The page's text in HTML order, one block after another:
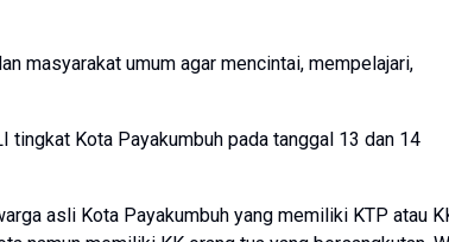
masyarakat umum agar mencintai, mempelajari,
tingkat Kota Payakumbuh pada tanggal 13 dan 14
asli Kota Payakumbuh yang memiliki KTP atau